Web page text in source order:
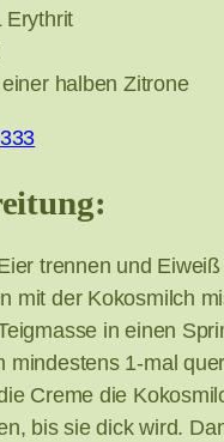
Erythrit
halben Zitrone
trennen und
mit der Kokosmilch
in einen
mindestens 1-mal
Creme die
bis sie dick wird.